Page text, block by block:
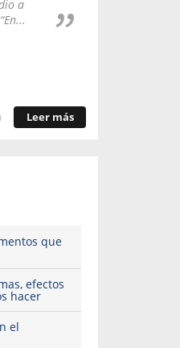
a
Leer más
que
efectos
hacer
el